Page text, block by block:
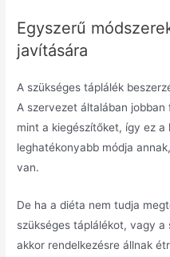
Egyszerű
javítására
A szükséges táplálék
A szervezet általában
mint a kiegészítőket, így ez a
leghatékonyabb módja
van.
De ha a diéta nem tudja
szükséges táplálékot, vagy
akkor rendelkezésre állnak